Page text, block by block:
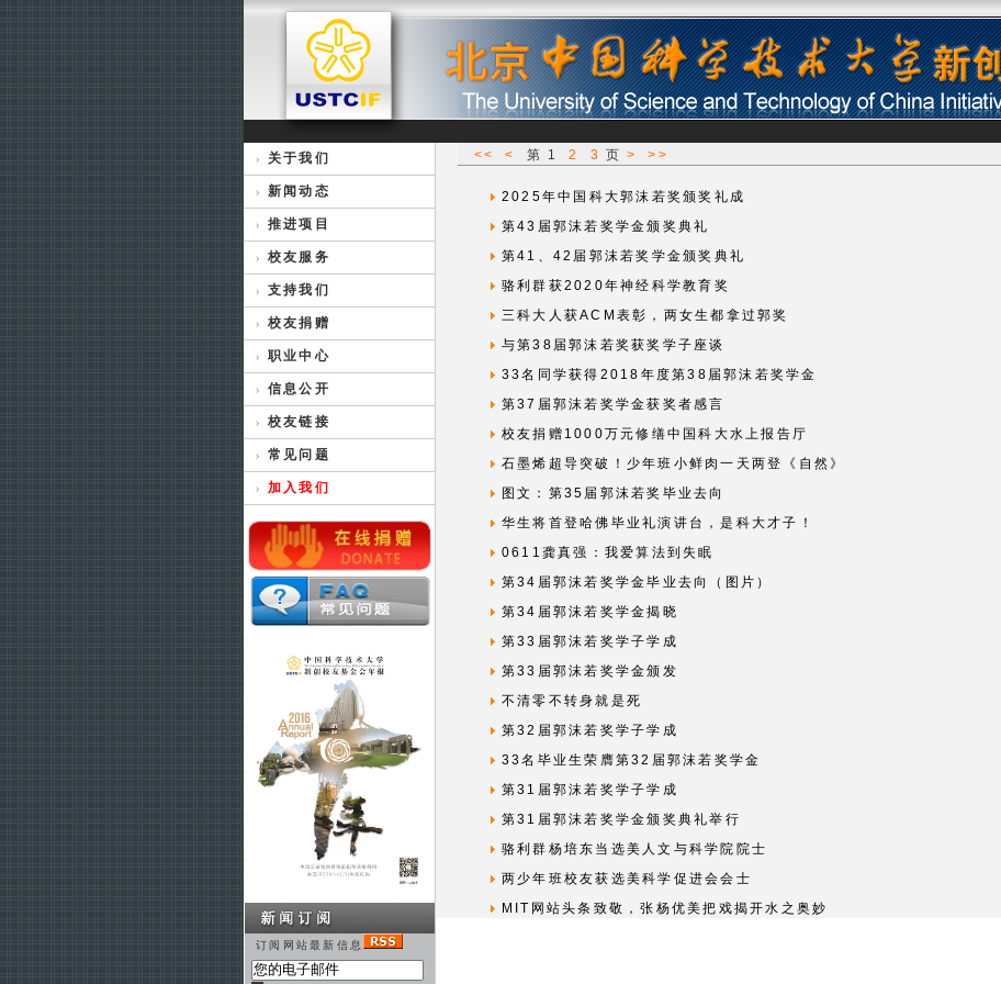
关于我们
新闻动态
推进项目
校友服务
支持我们
校友捐赠
职业中心
信息公开
校友链接
常见问题
加入我们
订阅网站最新信息
<< < 第 1 2 3 页 > >>
2025年中国科大郭沫若奖颁奖礼成
第43届郭沫若奖学金颁奖典礼
第41、42届郭沫若奖学金颁奖典礼
骆利群获2020年神经科学教育奖
三科大人获ACM表彰，两女生都拿过郭奖
与第38届郭沫若奖获奖学子座谈
33名同学获得2018年度第38届郭沫若奖学金
第37届郭沫若奖学金获奖者感言
校友捐赠1000万元修缮中国科大水上报告厅
石墨烯超导突破！少年班小鲜肉一天两登《自然》
图文：第35届郭沫若奖毕业去向
华生将首登哈佛毕业礼演讲台，是科大才子！
0611龚真强：我爱算法到失眠
第34届郭沫若奖学金毕业去向（图片）
第34届郭沫若奖学金揭晓
第33届郭沫若奖学子学成
第33届郭沫若奖学金颁发
不清零不转身就是死
第32届郭沫若奖学子学成
33名毕业生荣膺第32届郭沫若奖学金
第31届郭沫若奖学子学成
第31届郭沫若奖学金颁奖典礼举行
骆利群杨培东当选美人文与科学院院士
两少年班校友获选美科学促进会会士
MIT网站头条致敬，张杨优美把戏揭开水之奥妙